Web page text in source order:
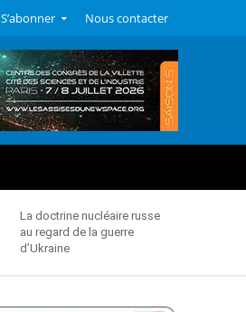
S’abonner Nous contacter
La doctrine nucléaire russe
au regard de la guerre
d’Ukraine